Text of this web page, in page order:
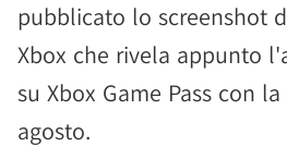
pubblicato lo screenshot
Xbox che rivela appunto
su Xbox Game Pass con
agosto.